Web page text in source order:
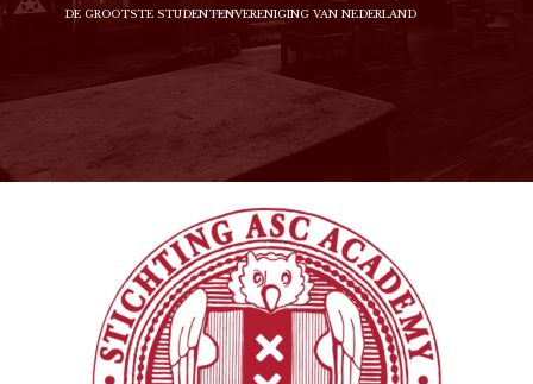
ZAKELIJK
DE GROOTSTE STUDENTENVERENIGING VAN NEDERLAND